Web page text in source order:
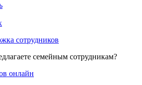
сотрудников
семейным сотрудникам?
онлайн